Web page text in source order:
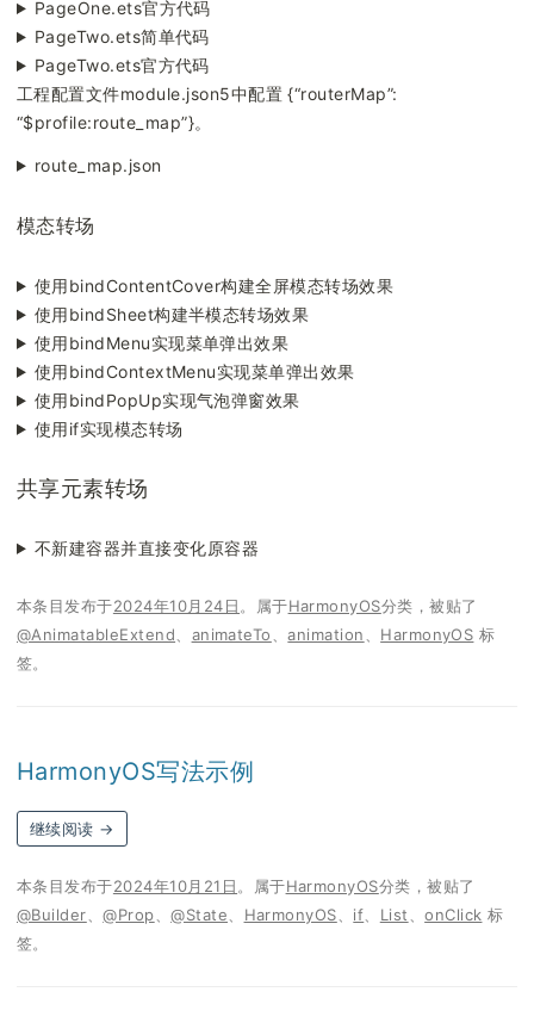
PageOne.ets官方代码
PageTwo.ets简单代码
PageTwo.ets官方代码
工程配置文件module.json5中配置 {“routerMap”:
“$profile:route_map”}。
route_map.json
模态转场
使用bindContentCover构建全屏模态转场效果
使用bindSheet构建半模态转场效果
使用bindMenu实现菜单弹出效果
使用bindContextMenu实现菜单弹出效果
使用bindPopUp实现气泡弹窗效果
使用if实现模态转场
共享元素转场
不新建容器并直接变化原容器
本条目发布于2024年10月24日 。属于HarmonyOS分类，被贴了
@AnimatableExtend
animateTo 、animation HarmonyOS 标
签。
HarmonyOS写法示例
继续阅读 →
本条目发布于2024年10月21日 。属于HarmonyOS分类，被贴了
@Builder 、@Prop 、@State HarmonyOS if List 、onClick 标
签。